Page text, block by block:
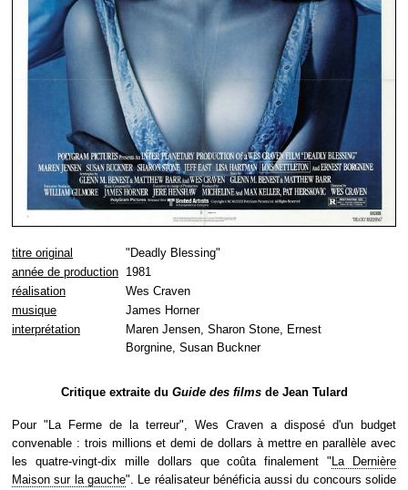
titre original
"Deadly Blessing"
année de production 1981
réalisation
Wes Craven
musique
James Horner
interprétation
Maren Jensen, Sharon Stone, Ernest
Borgnine, Susan Buckner
Critique extraite du Guide des filmsde Jean Tulard
Pour "La Ferme de la terreur", Wes Craven a disposé d'un budget
convenable : trois millions et demi de dollars à mettre en parallèle avec
les quatre-vingt-dix mille dollars que coûta finalement " La Dernière
Maison sur la gauche". Le réalisateur bénéficia aussi du concours solide